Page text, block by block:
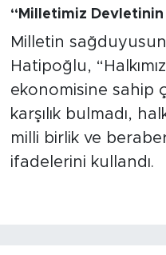
“Milletimiz Devletinin
Milletin
Hatipoğlu,
ekonomisine sahip
karşılık bulmadı,
milli birlik ve
ifadelerini kullandı.